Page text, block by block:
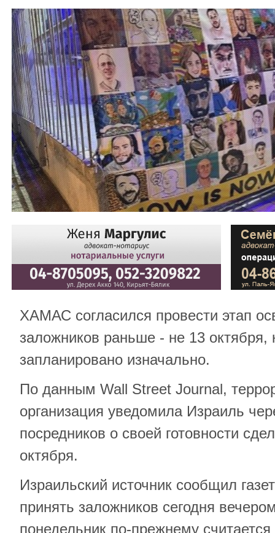
ХАМАС согласился провести этап
заложников раньше - не 13 октября,
запланировано изначально.
По данным Wall Street Journal,
организация уведомила Израиль
посредников о своей готовности
октября.
Израильский источник сообщил
принять заложников сегодня
понедельник по-прежнему